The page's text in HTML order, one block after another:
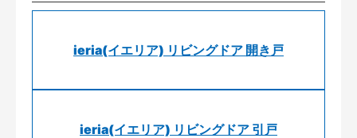
ieria(イエリア) リビングドア 開き戸
ieria(イエリア) リビングドア 引戸